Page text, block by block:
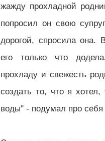
жажду прохладной
попросил он свою
дорогой, спросила она.
его только что
прохладу и свежесть
создать то, что я
воды" - подумал про